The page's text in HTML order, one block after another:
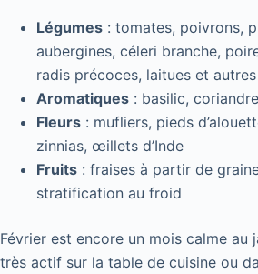
Légumes : tomates, poivrons,
aubergines, céleri branche,
radis précoces, laitues et
Aromatiques : basilic,
Fleurs : mufliers, pieds
zinnias, œillets d’Inde
Fruits : fraises à partir de
stratification au froid
Février est encore un mois calme au
très actif sur la table de cuisine ou